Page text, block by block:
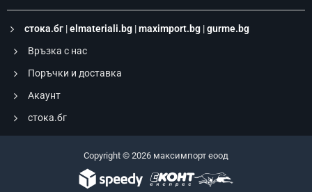
стока.бг |elmateriali.bg |maximport.bg |gurme.bg
Връзка с нас
Поръчки и доставка
Акаунт
стока.бг
Copyright © 2026 максимпорт еоод